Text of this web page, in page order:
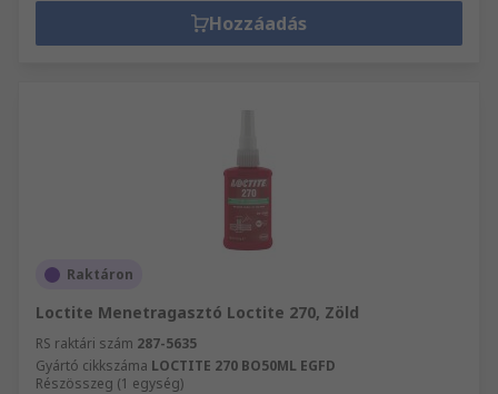
Hozzáadás
Raktáron
Loctite Menetragasztó Loctite 270, Zöld
RS raktári szám 287-5635
Gyártó cikkszáma LOCTITE 270 BO50ML EGFD
Részösszeg (1 egység)